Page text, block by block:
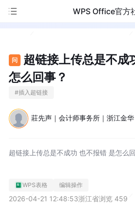
WPS Office官方
问
超链接上传总是不成
怎么回事？
#插入超链接
莊先声｜会计师事务所｜浙江金华
超链接上传总是不成功 也不报错 是怎么
WPS表格 编辑操作
2026-04-21 12:48:53浙江省浏览 459